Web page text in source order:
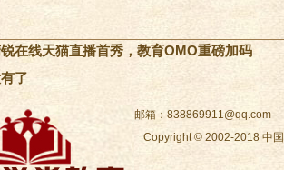
在线天猫直播首秀，教育OMO重磅加码
了
邮箱：838869911@qq.com
Copyright © 2002-2018 中